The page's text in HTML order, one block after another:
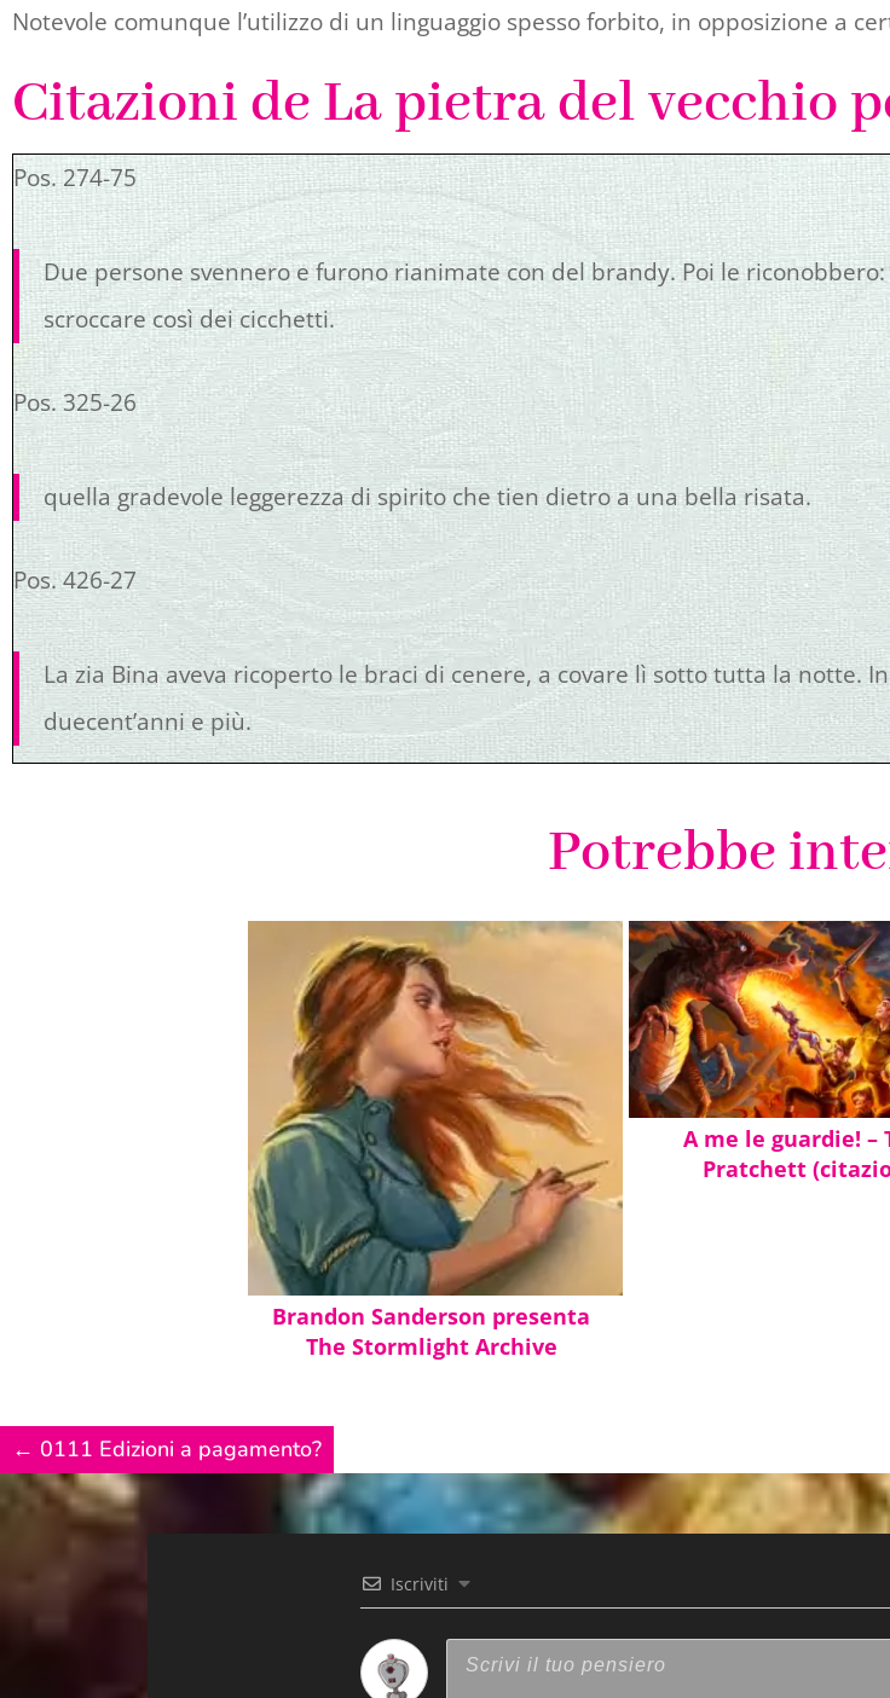
Notevole comunque l’utilizzo di un linguaggio spesso forbito, in opposizione a
Citazioni de La pietra del vecchio
Pos. 274-75
Due persone svennero e furono rianimate con del brandy. Poi le
scroccare così dei cicchetti.
Pos. 325-26
quella gradevole leggerezza di spirito che tien dietro a una bella risata.
Pos. 426-27
La zia Bina aveva ricoperto le braci di cenere, a covare lì sotto tutta la notte.
duecent’anni e più.
«Abbiamo un magnifico cocchio, senza cavalli, che si chiama Harley Davidson:
Borbottò una triplice leggera maledizione, che inviò in tre direzioni, senza
spiacevoli accadessero a tre poveri innocenti, in diverse località del paese.
Pos. 1773-74
«Ti pare giusto purgare una solo perché sta un po’ zitta?»
Potrebbe
Brandon Sanderson presenta
The Stormlight Archive
A me le guardie! –
Pratchett
← 0111 Edizioni a pagamento?
Iscriviti